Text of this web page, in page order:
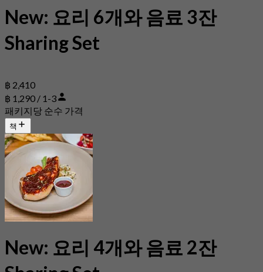
New: 요리 6개와 음료 3잔
Sharing Set
฿ 2,410
฿ 1,290 / 1-3
패키지당 순수 가격
책
New: 요리 4개와 음료 2잔